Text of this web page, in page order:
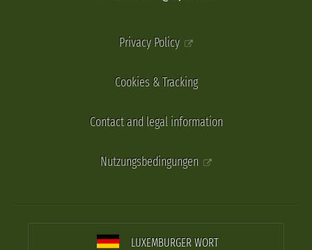
Privacy Policy
Cookies & Tracking
Contact and legal information
Nutzungsbedingungen
LUXEMBURGER WORT